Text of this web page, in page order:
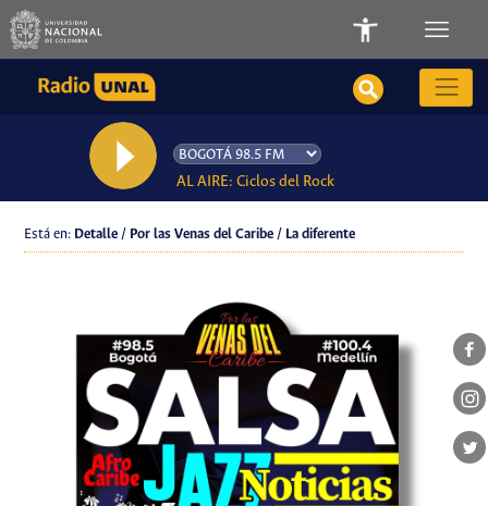
AL AIRE: Ciclos del Rock
Está en: Detalle / Por las Venas del Caribe / La diferente